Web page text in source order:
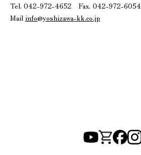
Tel. 042-972-4652 Fax. 042-972-6054
Mail info@yoshizawa-kk.co.jp